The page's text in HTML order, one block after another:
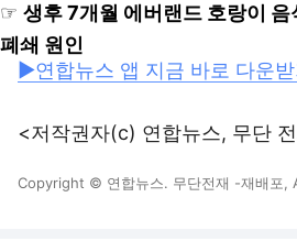
☞ 생후 7개월 에버랜드 호랑이
폐쇄 원인
▶연합뉴스 앱 지금 바로 다운
<저작권자(c) 연합뉴스, 무단
Copyright © 연합뉴스. 무단전재 -재배포,